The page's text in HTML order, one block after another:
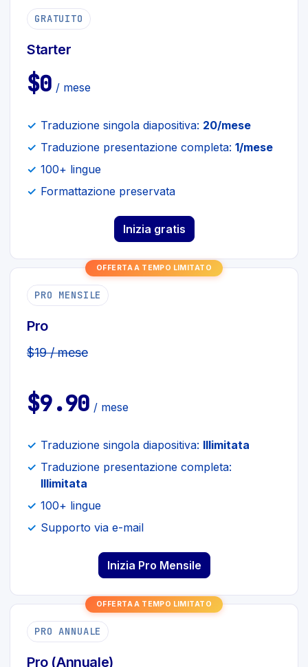
GRATUITO
Starter
$0 / mese
Traduzione singola diapositiva: 20/mese
Traduzione presentazione completa: 1/mese
100+ lingue
Formattazione preservata
Inizia gratis
OFFERTA A TEMPO LIMITATO
PRO MENSILE
Pro
$19 / mese
$9.90 / mese
Traduzione singola diapositiva: Illimitata
Traduzione presentazione completa:
Illimitata
100+ lingue
Supporto via e-mail
Inizia Pro Mensile
OFFERTA A TEMPO LIMITATO
PRO ANNUALE
Pro (Annuale)